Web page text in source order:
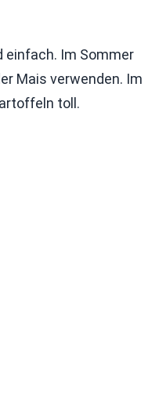
einfach. Im Sommer
Mais verwenden. Im
toll.